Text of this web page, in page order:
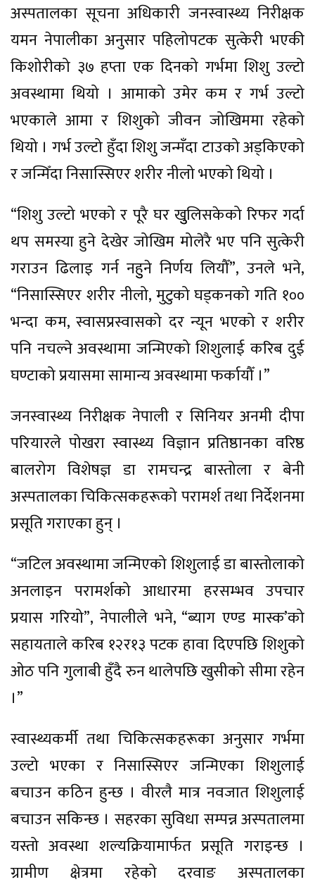
अस्पतालका सूचना अधिकारी जनस्वास्थ्य निरीक्षक
यमन नेपालीका अनुसार पहिलोपटक सुत्केरी भएकी
किशोरीको ३७ हप्ता एक दिनको गर्भमा शिशु उल्टो
अवस्थामा थियो । आमाको उमेर कम र गर्भ उल्टो
भएकाले आमा र शिशुको जीवन जोखिममा रहेको
थियो । गर्भ उल्टो हुँदा शिशु जन्मँदा टाउको अड्किएको
र जन्मिँदा निसास्सिएर शरीर नीलो भएको थियो ।
“शिशु उल्टो भएको र पूरै घर खुुलिसकेको रिफर गर्दा
थप समस्या हुने देखेर जोखिम मोलेरै भए पनि सुत्केरी
गराउन ढिलाइ गर्न नहुुने निर्णय लियौँ”, उनले भने,
“निसास्सिएर शरीर नीलो, मुटुको घड्कनको गति १००
भन्दा कम, स्वासप्रस्वासको दर न्यून भएको र शरीर
पनि नचल्ने अवस्थामा जन्मिएको शिशुलाई करिब दुई
घण्टाको प्रयासमा सामान्य अवस्थामा फर्कायौँ ।”
जनस्वास्थ्य निरीक्षक नेपाली र सिनियर अनमी दीपा
परियारले पोखरा स्वास्थ्य विज्ञान प्रतिष्ठानका वरिष्ठ
बालरोग विशेषज्ञ डा रामचन्द्र बास्तोला र बेनी
अस्पतालका चिकित्सकहरूको परामर्श तथा निर्देशनमा
प्रसूति गराएका हुन् ।
“जटिल अवस्थामा जन्मिएको शिशुलाई डा बास्तोलाको
अनलाइन परामर्शको आधारमा हरसम्भव उपचार
प्रयास गरियो”, नेपालीले भने, “ब्याग एण्ड मास्क’को
सहायताले करिब १२र१३ पटक हावा दिएपछि शिशुको
ओठ पनि गुलाबी हुँदै रुन थालेपछि खुसीको सीमा रहेन
।”
स्वास्थ्यकर्मी तथा चिकित्सकहरूका अनुसार गर्भमा
उल्टो भएका र निसास्सिएर जन्मिएका शिशुलाई
बचाउन कठिन हुन्छ । वीरलै मात्र नवजात शिशुलाई
बचाउन सकिन्छ । सहरका सुविधा सम्पन्न अस्पतालमा
यस्तो अवस्था शल्यक्रियामार्फत प्रसूति गराइन्छ ।
ग्रामीण क्षेत्रमा रहेको दरवाङ अस्पतालका